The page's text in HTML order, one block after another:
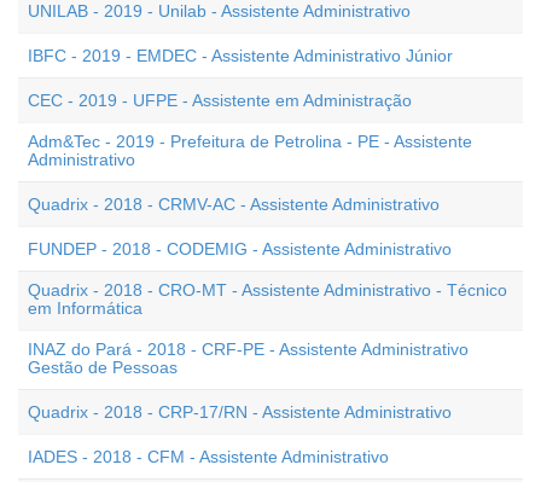
UNILAB - 2019 - Unilab - Assistente Administrativo
IBFC - 2019 - EMDEC - Assistente Administrativo Júnior
CEC - 2019 - UFPE - Assistente em Administração
Adm&Tec - 2019 - Prefeitura de Petrolina - PE - Assistente
Administrativo
Quadrix - 2018 - CRMV-AC - Assistente Administrativo
FUNDEP - 2018 - CODEMIG - Assistente Administrativo
Quadrix - 2018 - CRO-MT - Assistente Administrativo - Técnico
em Informática
INAZ do Pará - 2018 - CRF-PE - Assistente Administrativo
Gestão de Pessoas
Quadrix - 2018 - CRP-17/RN - Assistente Administrativo
IADES - 2018 - CFM - Assistente Administrativo